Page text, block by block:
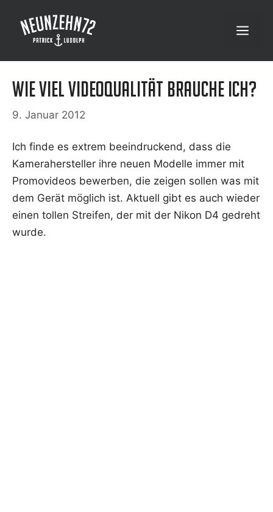
Inhalt
springen
Menü
Wie viel Videoqualität brauche ich?
9. Januar 2012
Ich fin­de es extrem beein­dru­ckend, dass die
Kame­ra­her­stel­ler ihre neu­en Model­le immer mit
Pro­mo­vi­de­os bewer­ben, die zei­gen sol­len was mit
dem Gerät mög­lich ist. Aktu­ell gibt es auch wie­der
einen tol­len Strei­fen, der mit der Nikon D4 gedreht
wurde.